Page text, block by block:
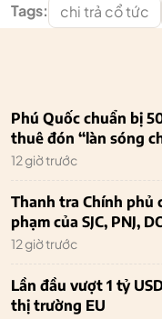
Tags: chi trả cổ tức
Phú Quốc chuẩn bị
thuê đón “làn sóng
12 giờ trước
Thanh tra Chính phủ
phạm của SJC, PNJ,
12 giờ trước
Lần đầu vượt 1 tỷ
thị trường EU